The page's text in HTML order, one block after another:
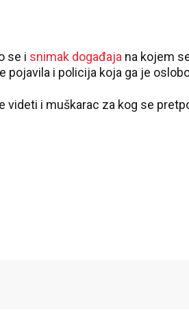
se i snimak događaja na kojem
pojavila i policija koja ga je
videti i muškarac za kog se